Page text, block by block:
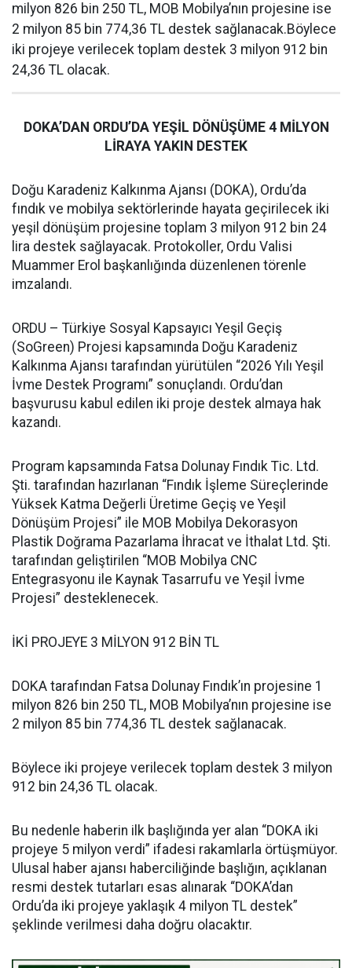
milyon 826 bin 250 TL, MOB Mobilya’nın projesine ise
2 milyon 85 bin 774,36 TL destek sağlanacak.Böylece
iki projeye verilecek toplam destek 3 milyon 912 bin
24,36 TL olacak.
DOKA’DAN ORDU’DA YEŞİL DÖNÜŞÜME 4 MİLYON
LİRAYA YAKIN DESTEK
Doğu Karadeniz Kalkınma Ajansı (DOKA), Ordu’da
fındık ve mobilya sektörlerinde hayata geçirilecek iki
yeşil dönüşüm projesine toplam 3 milyon 912 bin 24
lira destek sağlayacak. Protokoller, Ordu Valisi
Muammer Erol başkanlığında düzenlenen törenle
imzalandı.
ORDU – Türkiye Sosyal Kapsayıcı Yeşil Geçiş
(SoGreen) Projesi kapsamında Doğu Karadeniz
Kalkınma Ajansı tarafından yürütülen “2026 Yılı Yeşil
İvme Destek Programı” sonuçlandı. Ordu’dan
başvurusu kabul edilen iki proje destek almaya hak
kazandı.
Program kapsamında Fatsa Dolunay Fındık Tic. Ltd.
Şti. tarafından hazırlanan “Fındık İşleme Süreçlerinde
Yüksek Katma Değerli Üretime Geçiş ve Yeşil
Dönüşüm Projesi” ile MOB Mobilya Dekorasyon
Plastik Doğrama Pazarlama İhracat ve İthalat Ltd. Şti.
tarafından geliştirilen “MOB Mobilya CNC
Entegrasyonu ile Kaynak Tasarrufu ve Yeşil İvme
Projesi” desteklenecek.
İKİ PROJEYE 3 MİLYON 912 BİN TL
DOKA tarafından Fatsa Dolunay Fındık’ın projesine 1
milyon 826 bin 250 TL, MOB Mobilya’nın projesine ise
2 milyon 85 bin 774,36 TL destek sağlanacak.
Böylece iki projeye verilecek toplam destek 3 milyon
912 bin 24,36 TL olacak.
Bu nedenle haberin ilk başlığında yer alan “DOKA iki
projeye 5 milyon verdi” ifadesi rakamlarla örtüşmüyor.
Ulusal haber ajansı haberciliğinde başlığın, açıklanan
resmi destek tutarları esas alınarak “DOKA’dan
Ordu’da iki projeye yaklaşık 4 milyon TL destek”
şeklinde verilmesi daha doğru olacaktır.